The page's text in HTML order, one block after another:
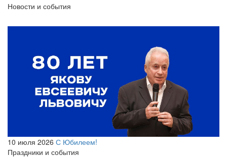
Новости и события
10 июля 2026 С Юбилеем!
Праздники и события